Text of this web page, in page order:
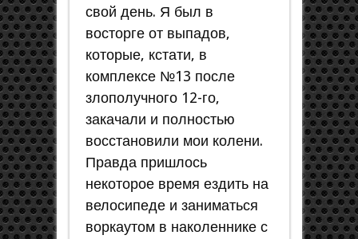
свой день. Я был в
восторге от выпадов,
которые, кстати, в
комплексе №13 после
злополучного 12-го,
закачали и полностью
восстановили мои колени.
Правда пришлось
некоторое время ездить на
велосипеде и заниматься
воркаутом в наколеннике с